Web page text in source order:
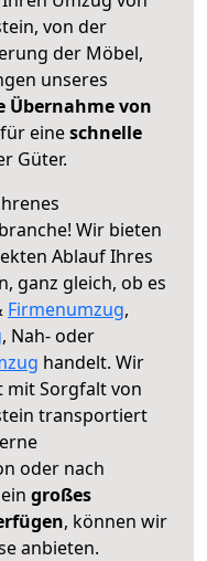
von der
der Möbel,
unseres
Übernahme von
eineschnelle
Güter.
Wir bieten
Ablauf Ihres
ganz gleich, ob es
Firmenumzug,
, Nah- oder
handelt. Wir
mit Sorgfalt von
transportiert
oder nach
großes
, können wir
anbieten.